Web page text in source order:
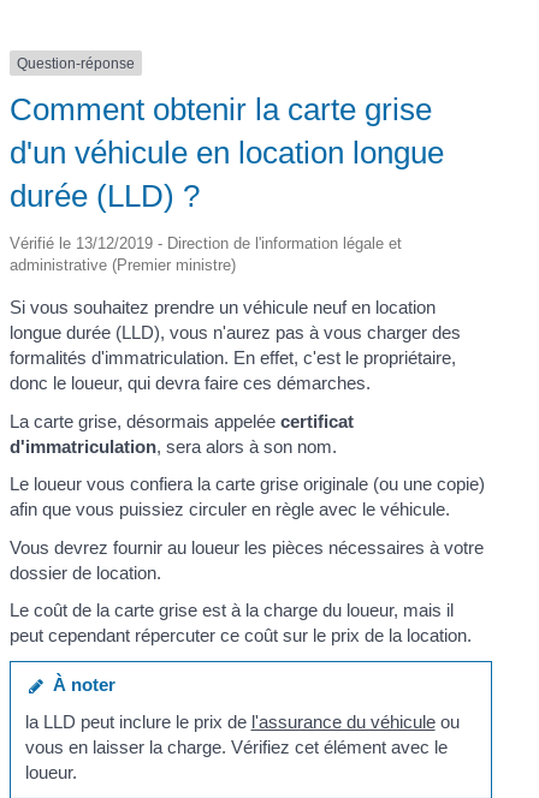
Question-réponse
Comment obtenir la carte grise
d'un véhicule en location longue
durée (LLD) ?
Vérifié le 13/12/2019 - Direction de l'information légale et
administrative (Premier ministre)
Si vous souhaitez prendre un véhicule neuf en location
longue durée (LLD), vous n'aurez pas à vous charger des
formalités d'immatriculation. En effet, c'est le propriétaire,
donc le loueur, qui devra faire ces démarches.
La carte grise, désormais appeléecertificat
d'immatriculation, sera alors à son nom.
Le loueur vous confiera la carte grise originale (ou une copie)
afin que vous puissiez circuler en règle avec le véhicule.
Vous devrez fournir au loueur les pièces nécessaires à votre
dossier de location.
Le coût de la carte grise est à la charge du loueur, mais il
peut cependant répercuter ce coût sur le prix de la location.
À noter
la LLD peut inclure le prix de l'assurance du véhiculeou
vous en laisser la charge. Vérifiez cet élément avec le
loueur.